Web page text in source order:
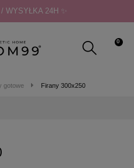
WYSYŁKA 24H ✨
0
gotowe Firany 300x250